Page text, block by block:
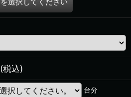
を選択してください
(税込)
台分